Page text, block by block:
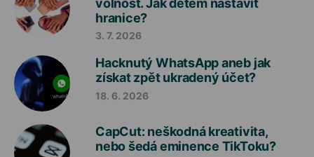
hranice?
3. 7. 2026
Hacknutý WhatsApp aneb jak
získat zpět ukradený účet?
18. 6. 2026
CapCut: neškodná kreativita,
nebo šedá eminence TikToku?